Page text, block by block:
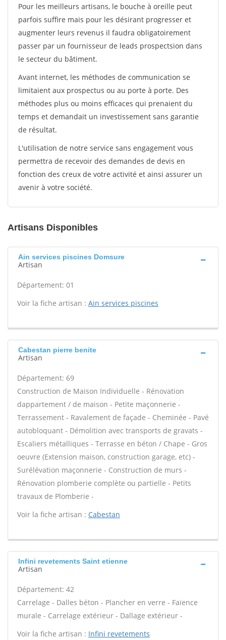
Pour les meilleurs artisans, le bouche à oreille peut
parfois suffire mais pour les désirant progresser et
augmenter leurs revenus il faudra obligatoirement
passer par un fournisseur de leads prospectsion dans
le secteur du bâtiment.
Avant internet, les méthodes de communication se
limitaient aux prospectus ou au porte à porte. Des
méthodes plus ou moins efficaces qui prenaient du
temps et demandait un investissement sans garantie
de résultat.
L'utilisation de notre service sans engagement vous
permettra de recevoir des demandes de devis en
fonction des creux de votre activité et ainsi assurer un
avenir à votre société.
Artisans Disponibles
Ain services piscines Domsure
Artisan
Département: 01
Voir la fiche artisan : Ain services piscines
Cabestan pierre benite
Artisan
Département: 69
Construction de Maison Individuelle - Rénovation
dappartement / de maison - Petite maçonnerie -
Terrassement - Ravalement de façade - Cheminée - Pavé
autobloquant - Démolition avec transports de gravats -
Escaliers métalliques - Terrasse en béton / Chape - Gros
oeuvre (Extension maison, construction garage, etc) -
Surélévation maçonnerie - Construction de murs -
Rénovation plomberie complète ou partielle - Petits
travaux de Plomberie -
Voir la fiche artisan : Cabestan
Infini revetements Saint etienne
Artisan
Département: 42
Carrelage - Dalles béton - Plancher en verre - Faïence
murale - Carrelage extérieur - Dallage extérieur -
Voir la fiche artisan : Infini revetements